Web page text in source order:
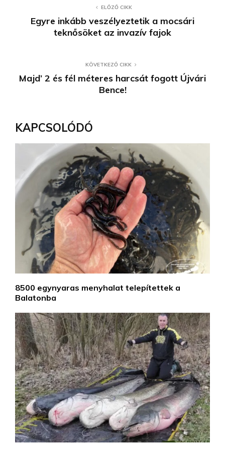
ELŐZŐ CIKK
Egyre inkább veszélyeztetik a mocsári
teknősöket az invazív fajok
KÖVETKEZŐ CIKK
Majd’ 2 és fél méteres harcsát fogott Újvári
Bence!
KAPCSOLÓDÓ
8500 egynyaras menyhalat telepítettek a
Balatonba